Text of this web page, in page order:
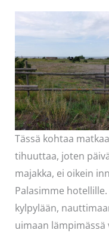
Tässä kohtaa
tihuuttaa, joten
majakka, ei oikein
Palasimme
kylpylään,
uimaan lämpimässä